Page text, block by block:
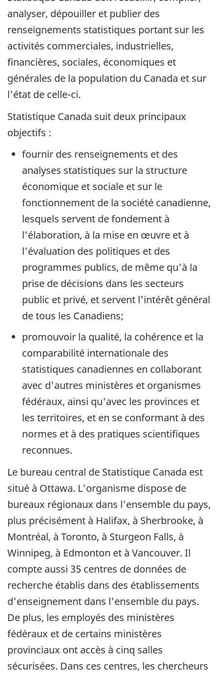
analyser, dépouiller et publier des
renseignements statistiques portant sur les
activités commerciales, industrielles,
financières, sociales, économiques et
générales de la population du Canada et sur
l'état de celle-ci.
Statistique Canada suit deux principaux
objectifs :
fournir des renseignements et des
analyses statistiques sur la structure
économique et sociale et sur le
fonctionnement de la société canadienne,
lesquels servent de fondement à
l'élaboration, à la mise en œuvre et à
l'évaluation des politiques et des
programmes publics, de même qu'à la
prise de décisions dans les secteurs
public et privé, et servent l'intérêt général
de tous les Canadiens;
promouvoir la qualité, la cohérence et la
comparabilité internationale des
statistiques canadiennes en collaborant
avec d'autres ministères et organismes
fédéraux, ainsi qu'avec les provinces et
les territoires, et en se conformant à des
normes et à des pratiques scientifiques
reconnues.
Le bureau central de Statistique Canada est
situé à Ottawa. L'organisme dispose de
bureaux régionaux dans l'ensemble du pays,
plus précisément à Halifax, à Sherbrooke, à
Montréal, à Toronto, à Sturgeon Falls, à
Winnipeg, à Edmonton et à Vancouver. Il
compte aussi 35 centres de données de
recherche établis dans des établissements
d'enseignement dans l'ensemble du pays.
De plus, les employés des ministères
fédéraux et de certains ministères
provinciaux ont accès à cinq salles
sécurisées. Dans ces centres, les chercheurs